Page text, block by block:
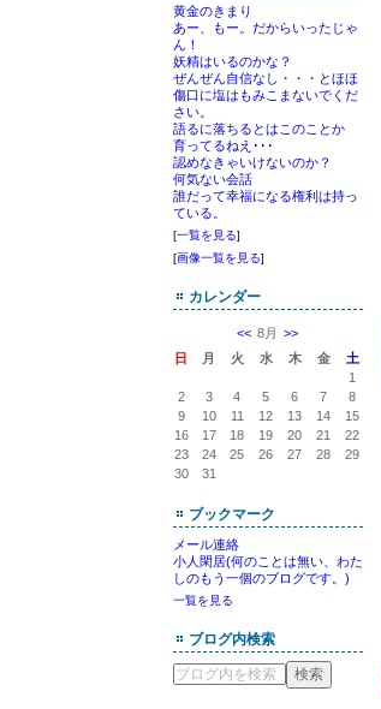
黄金のきまり
あー、もー。だからいったじゃ
ん！
妖精はいるのかな？
ぜんぜん自信なし・・・とほほ
傷口に塩はもみこまないでくだ
さい。
語るに落ちるとはこのことか
育ってるねえ･･･
認めなきゃいけないのか？
何気ない会話
誰だって幸福になる権利は持っ
ている。
[一覧を見る]
[画像一覧を見る]
カレンダー
<< 8月 >>
日
月 火 水 木 金
土
1
2
3 4 5 6 7
8
9
10 11 12 13 14
15
16
17 18 19 20 21
22
23
24 25 26 27 28
29
30
31
ブックマーク
メール連絡
小人閑居(何のことは無い、わた
しのもう一個のブログです。)
一覧を見る
ブログ内検索